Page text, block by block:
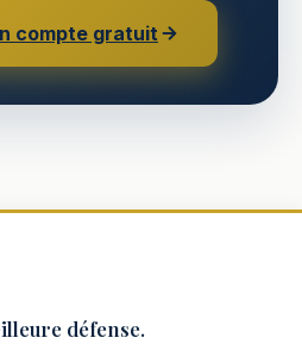
compte gratuit
défense.